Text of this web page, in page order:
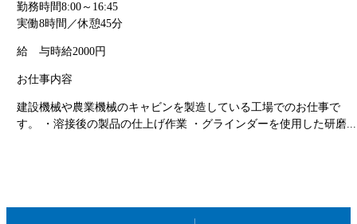
勤務時間8:00～16:45
実働8時間／休憩45分
給 与時給2000円
お仕事内容
建設機械や農業機械のキャビンを製造している工場でのお仕事で
す。 ・溶接後の製品の仕上げ作業 ・グラインダーを使用した研磨...